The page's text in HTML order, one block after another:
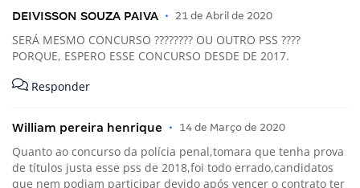
DEIVISSON SOUZA PAIVA • 21 de Abril de 2020
SERÁ MESMO CONCURSO ???????? OU OUTRO PSS ????
PORQUE, ESPERO ESSE CONCURSO DESDE DE 2017.
Responder
William pereira henrique • 14 de Março de 2020
Quanto ao concurso da polícia penal,tomara que tenha prova
de títulos justa esse pss de 2018,foi todo errado,candidatos
que nem podiam participar devido após vencer o contrato ter